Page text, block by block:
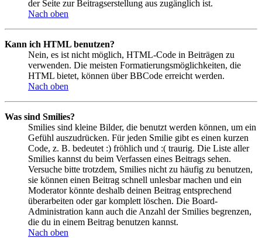
der Seite zur Beitragserstellung aus zugänglich ist.
Nach oben
Kann ich HTML benutzen?
Nein, es ist nicht möglich, HTML-Code in Beiträgen zu
verwenden. Die meisten Formatierungsmöglichkeiten, die
HTML bietet, können über BBCode erreicht werden.
Nach oben
Was sind Smilies?
Smilies sind kleine Bilder, die benutzt werden können, um ein
Gefühl auszudrücken. Für jeden Smilie gibt es einen kurzen
Code, z. B. bedeutet :) fröhlich und :( traurig. Die Liste aller
Smilies kannst du beim Verfassen eines Beitrags sehen.
Versuche bitte trotzdem, Smilies nicht zu häufig zu benutzen,
sie können einen Beitrag schnell unlesbar machen und ein
Moderator könnte deshalb deinen Beitrag entsprechend
überarbeiten oder gar komplett löschen. Die Board-
Administration kann auch die Anzahl der Smilies begrenzen,
die du in einem Beitrag benutzen kannst.
Nach oben